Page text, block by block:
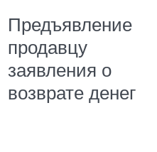
Предъявление
продавцу
заявления о
возврате денег